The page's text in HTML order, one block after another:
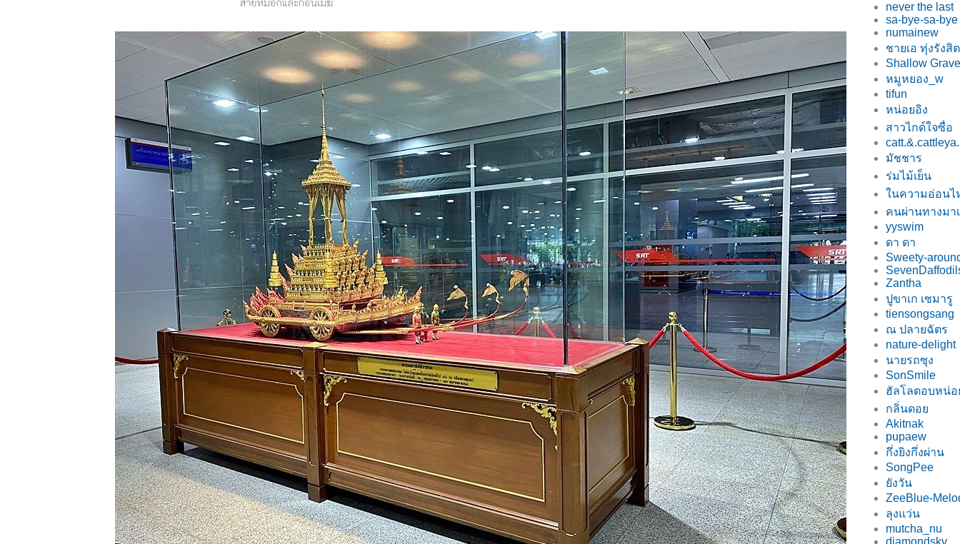
never the last
sa-bye-sa-
numainew
ชายเอ ทุ่งรังสิต
Shallow Grave
หมูหยอง_w
tifun
หน่อยอิง
สาวไกด์ใจซื่อ
มัชชาร
ร่มไม้เย็น
นความอ่อนไ
คนผ่านทางมา
yyswim
ดา ดา
Sweety-
Zantha
ปูขาเก เซมารู
tiensongsang
ณ ปลายฉัตร
nature-delight
นายรถซุง
SonSmile
ฮัลโลตอบหน่
กลิ่นดอ
Akitnak
pupaew
กึ่งยิงกึ่งผ่าน
SongPee
ังวัน
ZeeBlue-
ลุงแว่น
mutcha_nu
diamondsky